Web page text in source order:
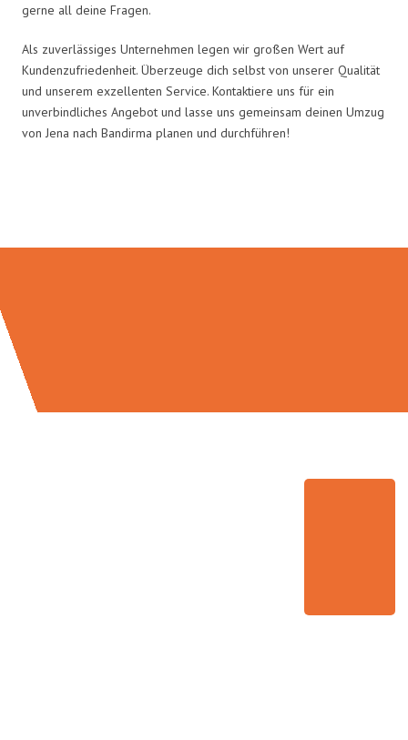
gerne all deine Fragen.
Als zuverlässiges Unternehmen legen wir großen Wert auf
Kundenzufriedenheit. Überzeuge dich selbst von unserer Qualität
und unserem exzellenten Service. Kontaktiere uns für ein
unverbindliches Angebot und lasse uns gemeinsam deinen Umzug
von Jena nach Bandirma planen und durchführen!